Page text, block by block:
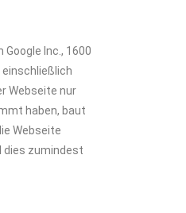
Inc., 1600
einschließlich
Webseite nur
haben, baut
Webseite
dies zumindest